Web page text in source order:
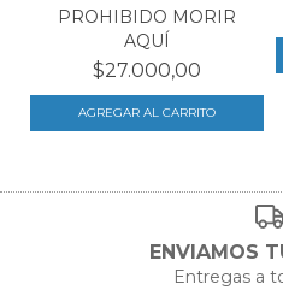
PROHIBIDO MORIR
AQUÍ
$27.000,00
ENVIAMOS
Entregas a